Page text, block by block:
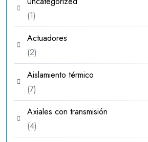
11
producto
Actuadores
22
productos
Aislamiento térmico
77
productos
Axiales con transmisión
44